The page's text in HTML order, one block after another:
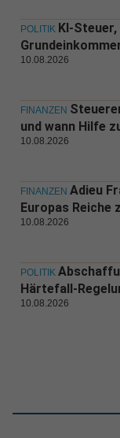
POLITIK KI-
10.08.2026
FINANZEN
und wann Hilfe
10.08.2026
FINANZEN Adieu
Europas Reiche
10.08.2026
POLITIK
Härtefall-
10.08.2026